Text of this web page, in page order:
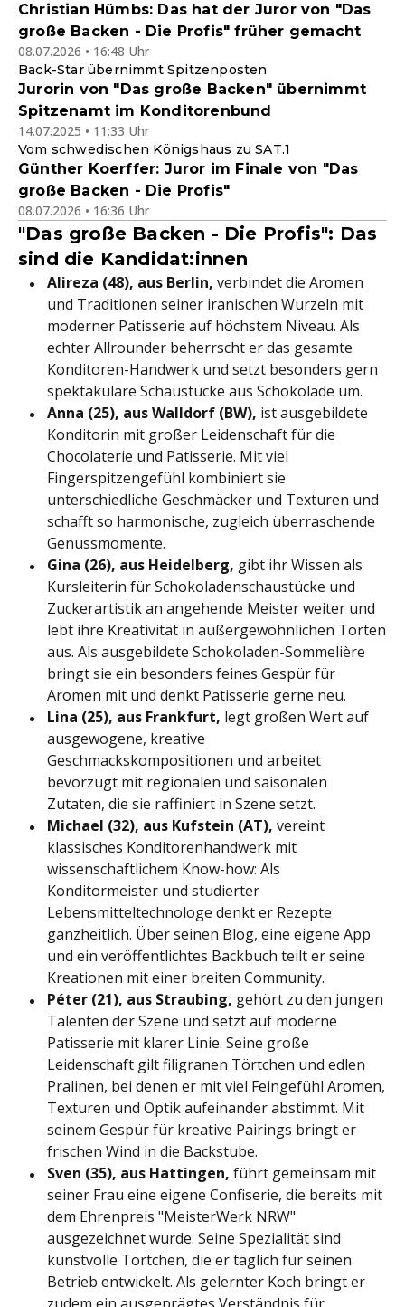
Christian Hümbs: Das hat der Juror von "Das
große Backen - Die Profis" früher gemacht
08.07.2026 • 16:48 Uhr
Back-Star übernimmt Spitzenposten
Jurorin von "Das große Backen" übernimmt
Spitzenamt im Konditorenbund
14.07.2025 • 11:33 Uhr
Vom schwedischen Königshaus zu SAT.1
Günther Koerffer: Juror im Finale von "Das
große Backen - Die Profis"
08.07.2026 • 16:36 Uhr
"Das große Backen - Die Profis": Das
sind die Kandidat:innen
Alireza (48), aus Berlin, verbindet die Aromen
und Traditionen seiner iranischen Wurzeln mit
moderner Patisserie auf höchstem Niveau. Als
echter Allrounder beherrscht er das gesamte
Konditoren-Handwerk und setzt besonders gern
spektakuläre Schaustücke aus Schokolade um.
Anna (25), aus Walldorf (BW), ist ausgebildete
Konditorin mit großer Leidenschaft für die
Chocolaterie und Patisserie. Mit viel
Fingerspitzengefühl kombiniert sie
unterschiedliche Geschmäcker und Texturen und
schafft so harmonische, zugleich überraschende
Genussmomente.
Gina (26), aus Heidelberg, gibt ihr Wissen als
Kursleiterin für Schokoladenschaustücke und
Zuckerartistik an angehende Meister weiter und
lebt ihre Kreativität in außergewöhnlichen Torten
aus. Als ausgebildete Schokoladen-Sommelière
bringt sie ein besonders feines Gespür für
Aromen mit und denkt Patisserie gerne neu.
Lina (25), aus Frankfurt, legt großen Wert auf
ausgewogene, kreative
Geschmackskompositionen und arbeitet
bevorzugt mit regionalen und saisonalen
Zutaten, die sie raffiniert in Szene setzt.
Michael (32), aus Kufstein (AT), vereint
klassisches Konditorenhandwerk mit
wissenschaftlichem Know-how: Als
Konditormeister und studierter
Lebensmitteltechnologe denkt er Rezepte
ganzheitlich. Über seinen Blog, eine eigene App
und ein veröffentlichtes Backbuch teilt er seine
Kreationen mit einer breiten Community.
Péter (21), aus Straubing, gehört zu den jungen
Talenten der Szene und setzt auf moderne
Patisserie mit klarer Linie. Seine große
Leidenschaft gilt filigranen Törtchen und edlen
Pralinen, bei denen er mit viel Feingefühl Aromen,
Texturen und Optik aufeinander abstimmt. Mit
seinem Gespür für kreative Pairings bringt er
frischen Wind in die Backstube.
Sven (35), aus Hattingen, führt gemeinsam mit
seiner Frau eine eigene Confiserie, die bereits mit
dem Ehrenpreis "MeisterWerk NRW"
ausgezeichnet wurde. Seine Spezialität sind
kunstvolle Törtchen, die er täglich für seinen
Betrieb entwickelt. Als gelernter Koch bringt er